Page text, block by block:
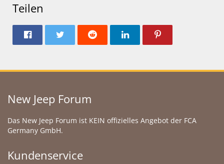
Teilen
New Jeep Forum
Das New Jeep Forum ist KEIN offizielles Angebot der FCA
Germany GmbH.
Kundenservice